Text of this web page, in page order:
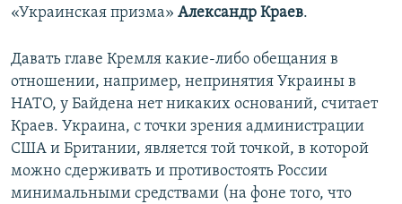
«Украинская призма» Александр Краев.
Давать главе Кремля какие-либо обещания в
отношении, например, непринятия Украины в
НАТО, у Байдена нет никаких оснований, считает
Краев. Украина, с точки зрения администрации
США и Британии, является той точкой, в которой
можно сдерживать и противостоять России
минимальными средствами (на фоне того, что